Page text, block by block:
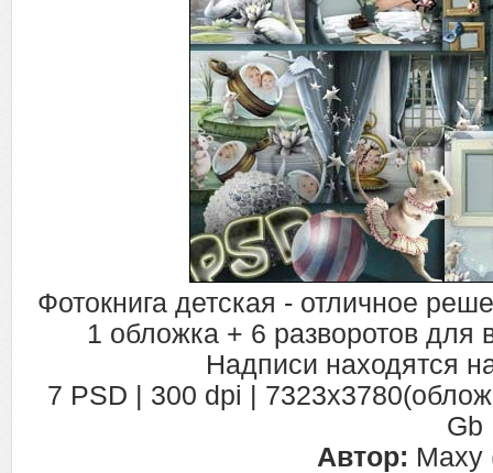
Фотокнига детская - отличное
1 обложка + 6 разворотов
Надписи находятся
7 PSD | 300 dpi |
Gb
Автор: Maxy